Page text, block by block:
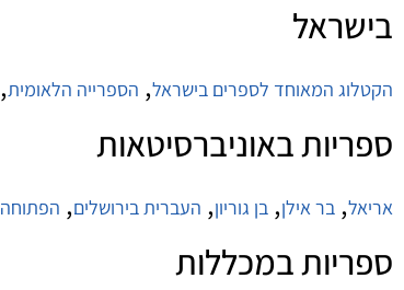
בישראל
הקטלוג המאוחד לספרים בישראל, הספרייה הלאומית,
ספריות באוניברסיטאות
אריאל, בר אילן, בן גוריון, העברית בירושלים, הפתוחה
ספריות במכללות